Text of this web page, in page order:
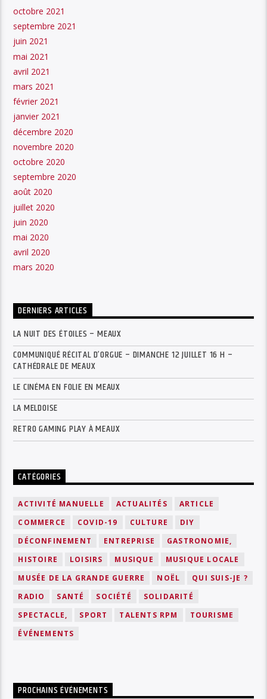
octobre 2021
septembre 2021
juin 2021
mai 2021
avril 2021
mars 2021
février 2021
janvier 2021
décembre 2020
novembre 2020
octobre 2020
septembre 2020
août 2020
juillet 2020
juin 2020
mai 2020
avril 2020
mars 2020
DERNIERS ARTICLES
LA NUIT DES ÉTOILES – MEAUX
COMMUNIQUÉ RÉCITAL D’ORGUE – DIMANCHE 12 JUILLET 16 H –
CATHÉDRALE DE MEAUX
LE CINÉMA EN FOLIE EN MEAUX
LA MELDOISE
RETRO GAMING PLAY À MEAUX
CATÉGORIES
ACTIVITÉ MANUELLE ACTUALITÉS
ARTICLE
COMMERCE
COVID-19 CULTURE
DIY
DÉCONFINEMENT
ENTREPRISE
GASTRONOMIE,
HISTOIRE
LOISIRS MUSIQUE
MUSIQUE LOCALE
MUSÉE DE LA GRANDE GUERRE
NOËL
QUI SUIS-JE ?
RADIO
SANTÉ SOCIÉTÉ
SOLIDARITÉ
SPECTACLE,
SPORT TALENTS RPM
TOURISME
ÉVÉNEMENTS
PROCHAINS ÉVÉNEMENTS